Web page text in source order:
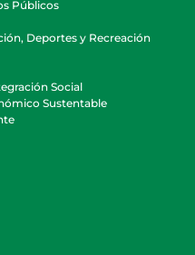
Públicos
Deportes y Recreación
Social
Sustentable